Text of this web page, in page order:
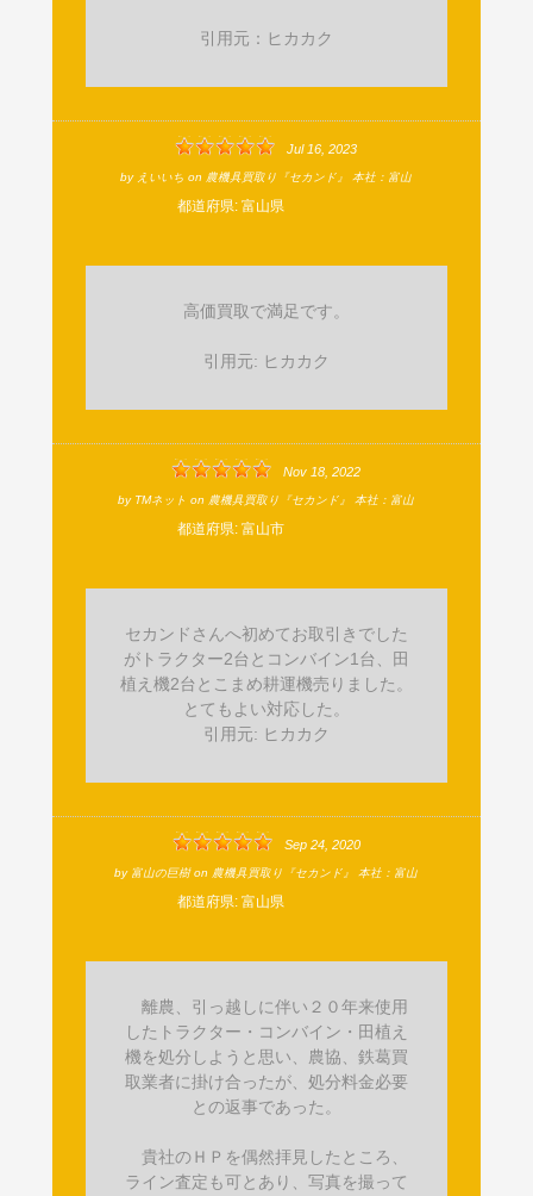
引用元：ヒカカク
Jul 16, 2023
by えいいち on 農機具買取り『セカンド』 本社：富山
都道府県: 富山県
高価買取で満足です。
引用元: ヒカカク
Nov 18, 2022
by TMネット on 農機具買取り『セカンド』 本社：富山
都道府県: 富山市
セカンドさんへ初めてお取引きでした
がトラクター2台とコンバイン1台、田
植え機2台とこまめ耕運機売りました。
とてもよい対応した。
引用元: ヒカカク
Sep 24, 2020
by 富山の巨樹on 農機具買取り『セカンド』 本社：富山
都道府県: 富山県
離農、引っ越しに伴い２０年来使用
したトラクター・コンバイン・田植え
機を処分しようと思い、農協、鉄葛買
取業者に掛け合ったが、処分料金必要
との返事であった。
貴社のＨＰを偶然拝見したところ、
ライン査定も可とあり、写真を撮って